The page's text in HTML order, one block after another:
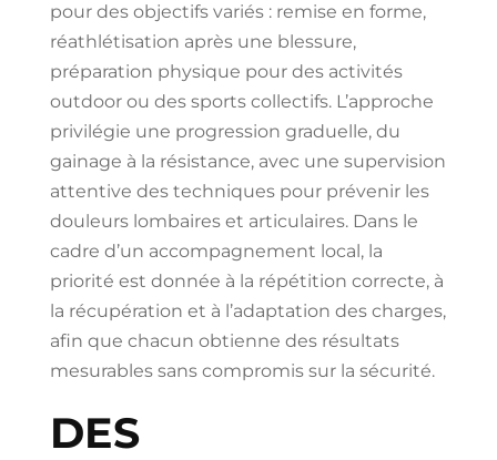
pour des objectifs variés : remise en forme,
réathlétisation après une blessure,
préparation physique pour des activités
outdoor ou des sports collectifs. L’approche
privilégie une progression graduelle, du
gainage à la résistance, avec une supervision
attentive des techniques pour prévenir les
douleurs lombaires et articulaires. Dans le
cadre d’un accompagnement local, la
priorité est donnée à la répétition correcte, à
la récupération et à l’adaptation des charges,
afin que chacun obtienne des résultats
mesurables sans compromis sur la sécurité.
DES